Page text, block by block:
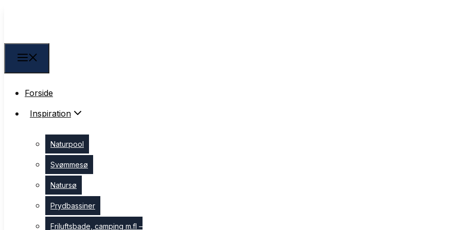
Forside
Inspiration
Naturpool
Prydbassiner
Friluftsbade, camping m.fl –
Forside
Inspiration
Naturpool
Svømmesø
Natursø
Prydbassiner
Friluftsbade, camping m.fl –